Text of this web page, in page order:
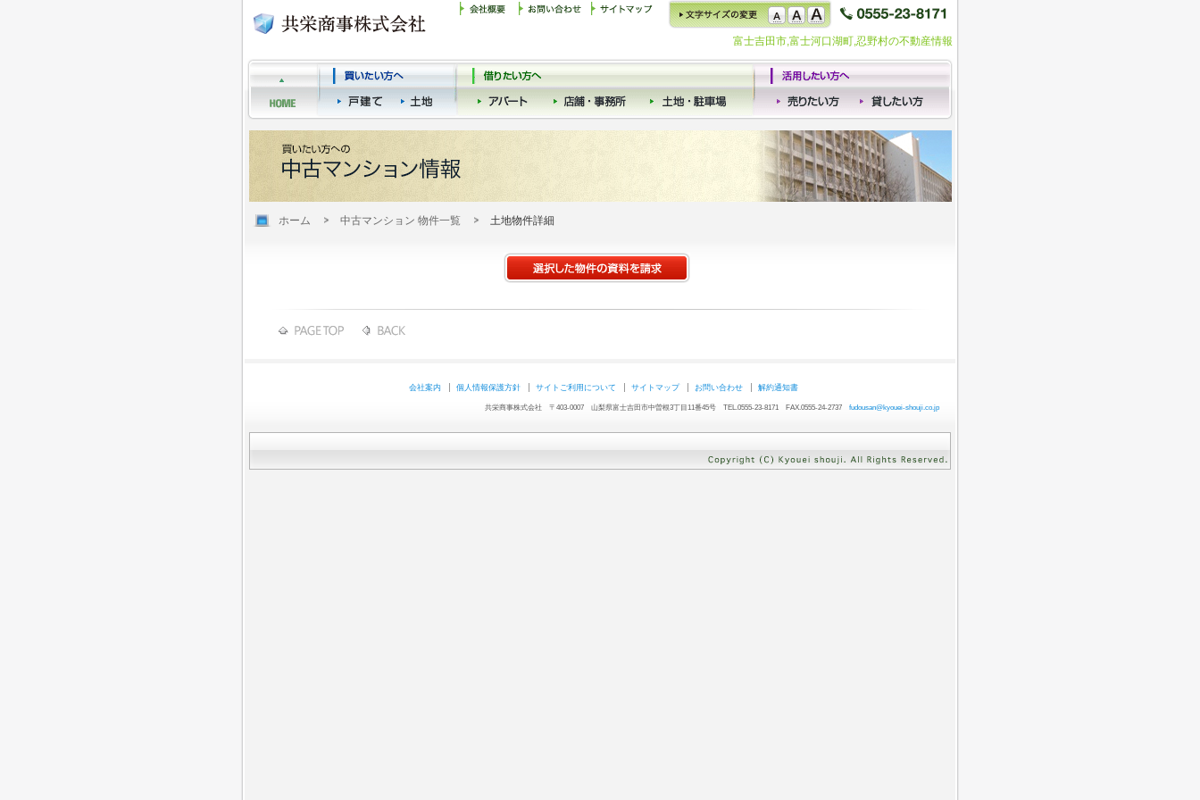
富士吉田市,富士河口湖町,忍野村の不動産情報
ホーム 中古マンション 物件一覧 土地物件詳細
会社案内 個人情報保護方針 サイトご利用について サイトマップ お問い合わせ 解約通知書
共栄商事株式会社 〒403-0007 山梨県富士吉田市中曽根3丁目11番45号 TEL.0555-23-8171 FAX.0555-24-2737 fudousan@kyouei-shouji.co.jp